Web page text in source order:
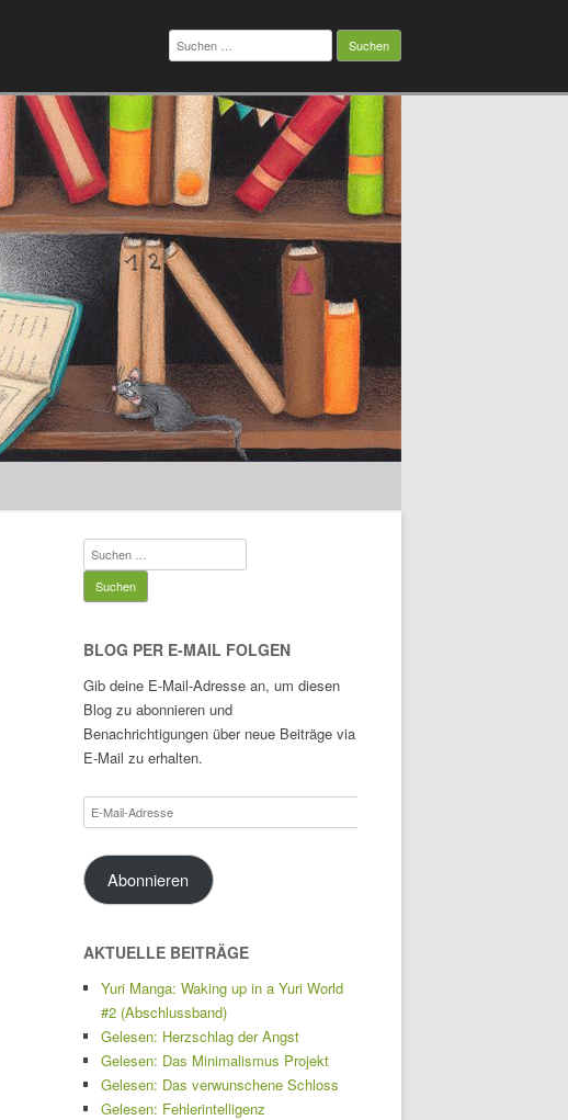
Suchen
nach:
Suchen
nach:
BLOG PER E-MAIL FOLGEN
Gib deine E-Mail-Adresse an, um diesen
Blog zu abonnieren und
Benachrichtigungen über neue Beiträge via
E-Mail zu erhalten.
E-
Mail-
Adresse
Abonnieren
AKTUELLE BEITRÄGE
Yuri Manga: Waking up in a Yuri World
#2 (Abschlussband)
Gelesen: Herzschlag der Angst
Gelesen: Das Minimalismus Projekt
Gelesen: Das verwunschene Schloss
Gelesen: Fehlerintelligenz